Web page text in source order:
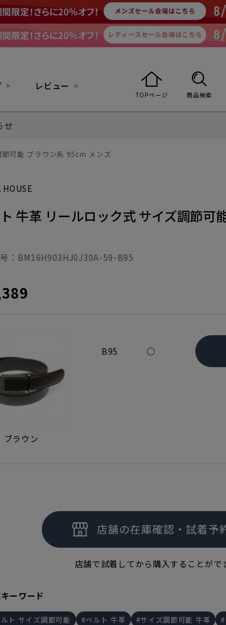
レビュー
TOPページ 商品検索
せ
可能 ブラウン系 95cm メンズ
牛革 リールロック式 サイズ調節可
： BM16H903HJ0J30A-59-B95
ブラウン
B95 ○
店舗で試着してから購入することがで
ーワード
ト サイズ調節可能 ベルト 牛革 サイズ調節可能 牛革